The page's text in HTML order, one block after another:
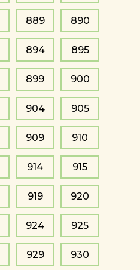
889 890
894 895
899 900
904 905
909 910
914 915
919 920
924 925
929 930